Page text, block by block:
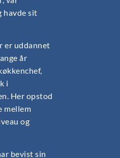
havde sit
er uddannet
år
i
Her opstod
mellem
og
bevist sin